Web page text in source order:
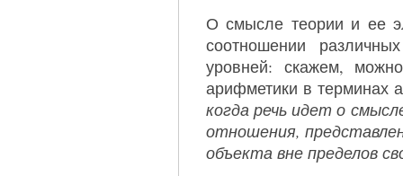
О смысле теории и ее
соотношении
уровней: скажем,
арифметики в терминах
когда речь идет о
отношения,
объекта вне пределов